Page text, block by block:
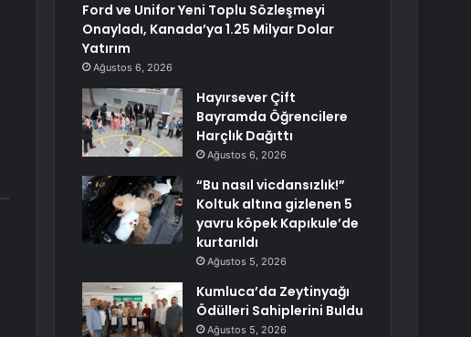
Ford ve Unifor Yeni Toplu Sözleşmeyi
Onayladı, Kanada’ya 1.25 Milyar Dolar
Yatırım
Ağustos 6, 2026
Hayırsever Çift
Bayramda Öğrencilere
Harçlık Dağıttı
Ağustos 6, 2026
“Bu nasıl vicdansızlık!”
Koltuk altına gizlenen 5
yavru köpek Kapıkule’de
kurtarıldı
Ağustos 5, 2026
Kumluca’da Zeytinyağı
Ödülleri Sahiplerini Buldu
Ağustos 5, 2026